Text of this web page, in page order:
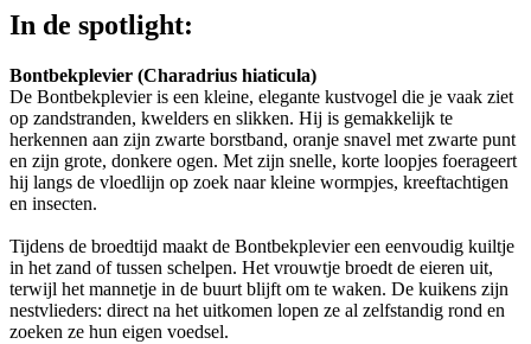
In de spotlight:
Bontbekplevier (Charadrius hiaticula)
De Bontbekplevier is een kleine, elegante kustvogel die je vaak ziet
op zandstranden, kwelders en slikken. Hij is gemakkelijk te
herkennen aan zijn zwarte borstband, oranje snavel met zwarte punt
en zijn grote, donkere ogen. Met zijn snelle, korte loopjes foerageert
hij langs de vloedlijn op zoek naar kleine wormpjes, kreeftachtigen
en insecten.
Tijdens de broedtijd maakt de Bontbekplevier een eenvoudig kuiltje
in het zand of tussen schelpen. Het vrouwtje broedt de eieren uit,
terwijl het mannetje in de buurt blijft om te waken. De kuikens zijn
nestvlieders: direct na het uitkomen lopen ze al zelfstandig rond en
zoeken ze hun eigen voedsel.